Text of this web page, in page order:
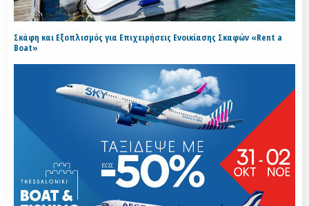
Σκάφη και Εξοπλισμός για Επιχειρήσεις Ενοικίασης Σκαφών «Rent a
Boat»